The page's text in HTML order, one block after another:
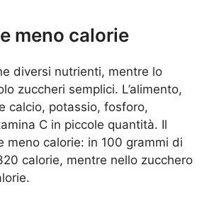
meno calorie
diversi nutrienti, mentre lo
zuccheri semplici. L’alimento,
calcio, potassio, fosforo,
C in piccole quantità. Il
meno calorie: in 100 grammi di
calorie, mentre nello zucchero